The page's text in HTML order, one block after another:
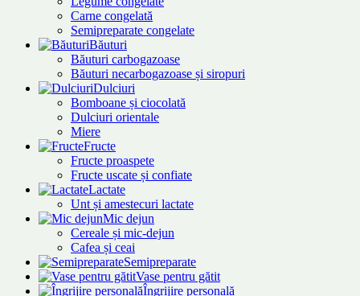
Carne congelată
Semipreparate congelate
Băuturi
Băuturi carbogazoase
Băuturi necarbogazoase și siropuri
Dulciuri
Bomboane și ciocolată
Dulciuri orientale
Miere
Fructe
Fructe proaspete
Fructe uscate și confiate
Lactate
Unt și amestecuri lactate
Mic dejun
Cereale și mic-dejun
Cafea și ceai
Semipreparate
Vase pentru gătit
Îngrijire personală